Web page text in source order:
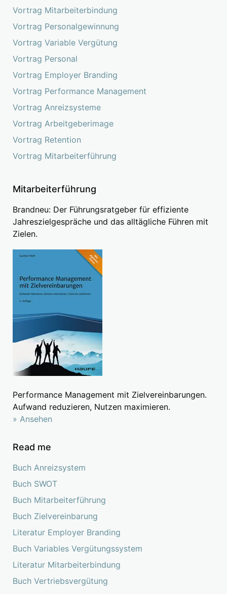
Vortrag Mitarbeiterbindung
Vortrag Personalgewinnung
Vortrag Variable Vergütung
Vortrag Personal
Vortrag Employer Branding
Vortrag Performance Management
Vortrag Anreizsysteme
Vortrag Arbeitgeberimage
Vortrag Retention
Vortrag Mitarbeiterführung
Mitarbeiterführung
Brandneu: Der Führungsratgeber für effiziente
Jahreszielgespräche und das alltägliche Führen mit
Zielen.
Performance Management mit Zielvereinbarungen.
Aufwand reduzieren, Nutzen maximieren.
» Ansehen
Read me
Buch Anreizsystem
Buch SWOT
Buch Mitarbeiterführung
Buch Zielvereinbarung
Literatur Employer Branding
Buch Variables Vergütungssystem
Literatur Mitarbeiterbindung
Buch Vertriebsvergütung